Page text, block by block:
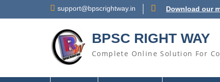
support@bpscrightway.in Download our
BPSC RIGHT WAY
Complete Online Solution For